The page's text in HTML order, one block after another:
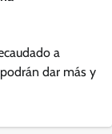
a
dar más y